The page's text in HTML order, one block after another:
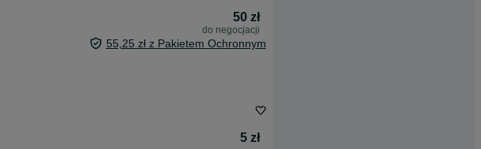
50 zł
do negocjacji
55,25 zł z Pakietem Ochronnym
5 zł